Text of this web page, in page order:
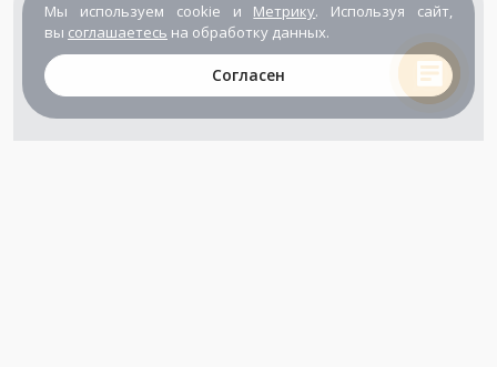
Мы используем cookie и Метрику. Используя сайт,
вы соглашаетесь на обработку данных.
Согласен